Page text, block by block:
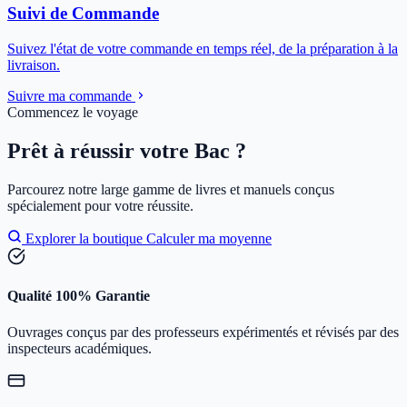
Suivi de Commande
Suivez l'état de votre commande en temps réel, de la préparation à la
livraison.
Suivre ma commande
Commencez le voyage
Prêt à réussir votre Bac ?
Parcourez notre large gamme de livres et manuels conçus
spécialement pour votre réussite.
Explorer la boutique Calculer ma moyenne
Qualité 100% Garantie
Ouvrages conçus par des professeurs expérimentés et révisés par des
inspecteurs académiques.